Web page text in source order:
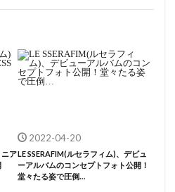
ニア
2022-04-20
LE SSERAFIM(ルセラフィム)、デビュ
ーアルバムのコンセプトフォト公開！
堂々たる姿で圧倒…